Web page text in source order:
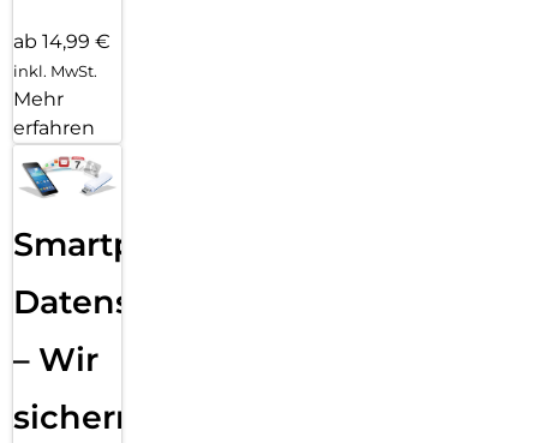
ab 14,99 €
inkl. MwSt.
Mehr
erfahren
Smartphone
Datensicherung
– Wir
sichern